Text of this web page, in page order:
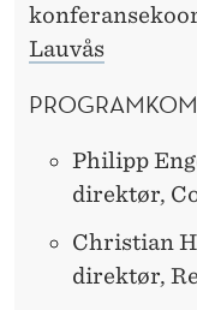
Lauvås
Philipp
direktør,
Christian
direktør,